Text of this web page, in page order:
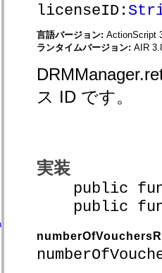
licenseID:
言語バージョン: ActionScript
ランタイムバージョン: AIR
ス ID です。
実装
public
public